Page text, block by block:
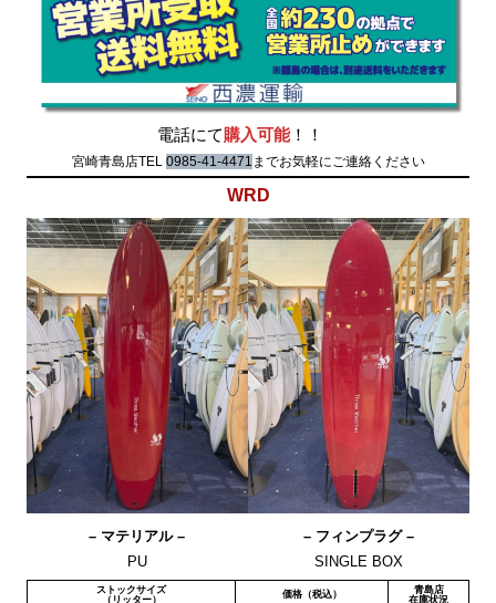
電話にて 購入可能！！
宮崎青島店TEL 0985-41-4471 までお気軽にご連絡ください
WRD
– マテリアル –
PU
– フィンプラグ –
SINGLE BOX
ストックサイズ
（リッター）
価格（税込）
青島店
在庫状況